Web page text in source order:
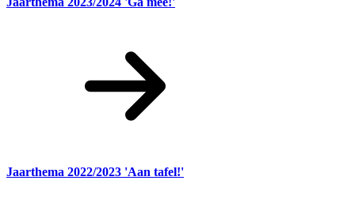
Jaarthema 2022/2023 'Aan tafel!'